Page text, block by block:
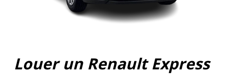
Louer un Renault Express